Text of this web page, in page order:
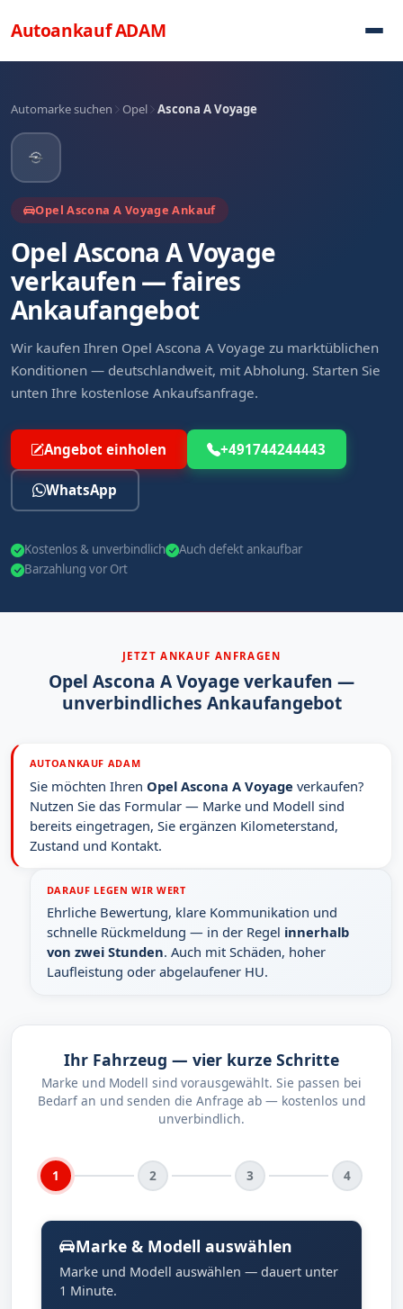
AutoankaufADAM
Automarke suchen Opel Ascona A Voyage
Opel Ascona A Voyage Ankauf
Opel Ascona A Voyage
verkaufen — faires
Ankaufangebot
Wir kaufen Ihren Opel Ascona A Voyage zu marktüblichen
Konditionen — deutschlandweit, mit Abholung. Starten Sie
unten Ihre kostenlose Ankaufsanfrage.
Angebot einholen +491744244443
WhatsApp
Kostenlos & unverbindlich
Auch defekt ankaufbar
Barzahlung vor Ort
JETZT ANKAUF ANFRAGEN
Opel Ascona A Voyage verkaufen —
unverbindliches Ankaufangebot
AUTOANKAUF ADAM
Sie möchten Ihren Opel Ascona A Voyage verkaufen?
Nutzen Sie das Formular — Marke und Modell sind
bereits eingetragen, Sie ergänzen Kilometerstand,
Zustand und Kontakt.
DARAUF LEGEN WIR WERT
Ehrliche Bewertung, klare Kommunikation und
schnelle Rückmeldung — in der Regel innerhalb
von zwei Stunden. Auch mit Schäden, hoher
Laufleistung oder abgelaufener HU.
Ihr Fahrzeug — vier kurze Schritte
Marke und Modell sind vorausgewählt. Sie passen bei
Bedarf an und senden die Anfrage ab — kostenlos und
unverbindlich.
1 2 3 4
Marke & Modell auswählen
Marke und Modell auswählen — dauert unter
1 Minute.